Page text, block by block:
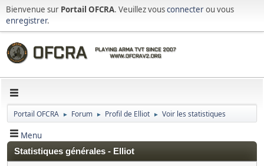
Bienvenue sur Portail OFCRA. Veuillez vousconnecterou vous
enregistrer.
Portail OFCRA ► Forum ► Profil de Elliot ► Voir les statistiques
Menu
Statistiques générales - Elliot